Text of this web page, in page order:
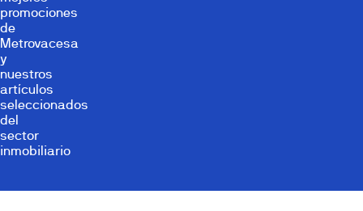
promociones
de
Metrovacesa
y
nuestros
artículos
seleccionados
del
sector
inmobiliario